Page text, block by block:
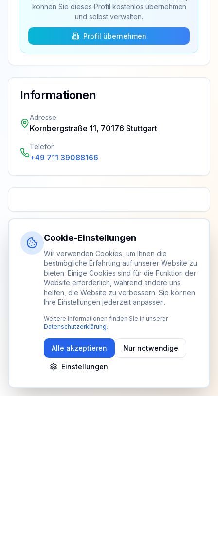
können Sie dieses Profil kostenlos übernehmen
und selbst verwalten.
Profil übernehmen
Informationen
Adresse
Kornbergstraße 11, 70176 Stuttgart
Telefon
+49 711 39088166
Cookie-Einstellungen
Wir verwenden Cookies, um Ihnen die
bestmögliche Erfahrung auf unserer Website zu
bieten. Einige Cookies sind für die Funktion der
Website erforderlich, während andere uns
helfen, die Website zu verbessern. Sie können
Ihre Einstellungen jederzeit anpassen.
Weitere Informationen finden Sie in unserer
Datenschutzerklärung.
Alle akzeptieren Nur notwendige
Einstellungen